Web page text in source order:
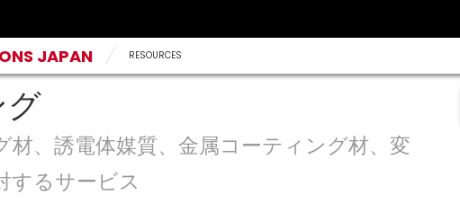
JAPAN RESOURCES
グ
材、誘電体媒質、⾦属コーティング材、変
するサービス